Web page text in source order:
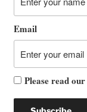
Email
Please read our